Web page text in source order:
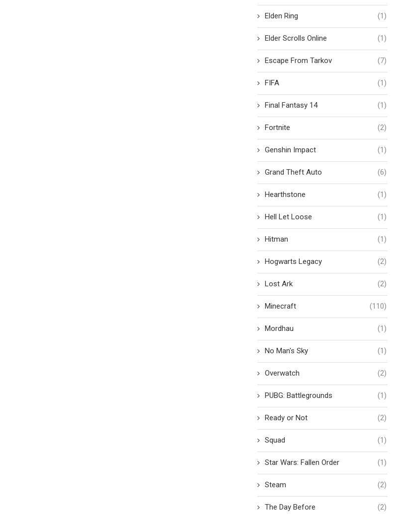
Elden Ring (1)
Elder Scrolls Online (1)
Escape From Tarkov (7)
FIFA (1)
Final Fantasy 14 (1)
Fortnite (2)
Genshin Impact (1)
Grand Theft Auto (6)
Hearthstone (1)
Hell Let Loose (1)
Hitman (1)
Hogwarts Legacy (2)
Lost Ark (2)
Minecraft (110)
Mordhau (1)
No Man's Sky (1)
Overwatch (2)
PUBG: Battlegrounds (1)
Ready or Not (2)
Squad (1)
Star Wars: Fallen Order (1)
Steam (2)
The Day Before (2)